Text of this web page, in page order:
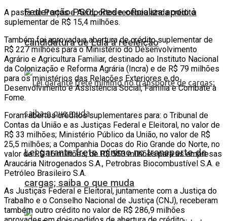
Federação PSOL-Rede oficializa apoio à
candidatura de Lula à reeleição
Lei garante frete mínimo no transporte de
cargas; saiba o que muda
A pasta de Portos e Aeroportos recebeu ainda crédito
suplementar de R$ 15,4 milhões.
Também foi aprovada a abertura de crédito suplementar de
R$ 227 milhões para o Ministério do Desenvolvimento
Agrário e Agricultura Familiar, destinado ao Instituto Nacional
da Colonização e Reforma Agrária (Incra) e de R$ 79 milhões
para os ministérios das Relações Exteriores e do
Desenvolvimento e Assistência Social, Família e Combate à
Fome.
Foram abertos créditos suplementares para: o Tribunal de
Contas da União e as Justiças Federal e Eleitoral, no valor de
R$ 33 milhões; Ministério Público da União, no valor de R$
25,5 milhões; a Companhia Docas do Rio Grande do Norte, no
valor de R$ 16 milhões; de R$ 553 milhões para as empresas
Araucária Nitrogenados S.A., Petrobras Biocombustível S.A. e
Petróleo Brasileiro S.A.
As Justiças Federal e Eleitoral, juntamente com a Justiça do
Trabalho e o Conselho Nacional de Justiça (CNJ), receberam
também outro crédito no valor de R$ 286,9 milhões